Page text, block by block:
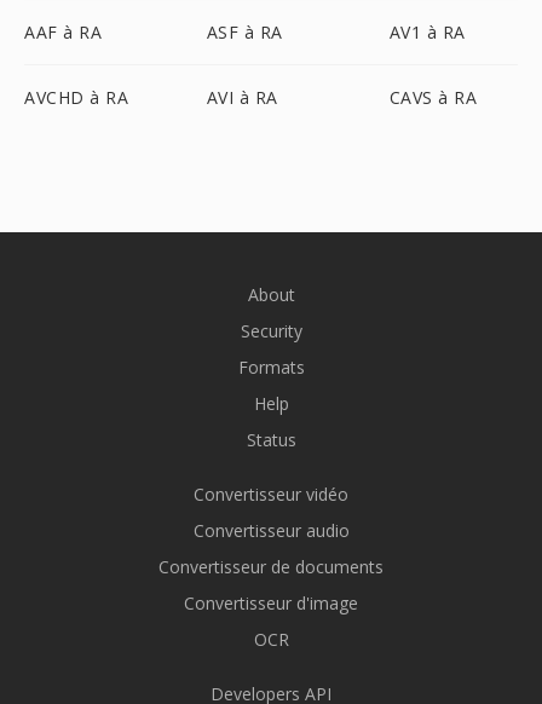
AAF à RA ASF à RA AV1 à RA
AVCHD à RA AVI à RA CAVS à RA
About
Security
Formats
Help
Status
Convertisseur vidéo
Convertisseur audio
Convertisseur de documents
Convertisseur d'image
OCR
Developers API